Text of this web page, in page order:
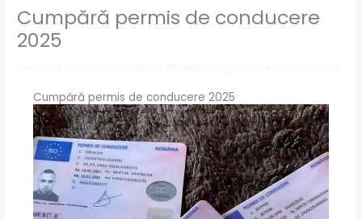
Cumpără permis de conducere
2025
Cumpără permis de conducere 2025